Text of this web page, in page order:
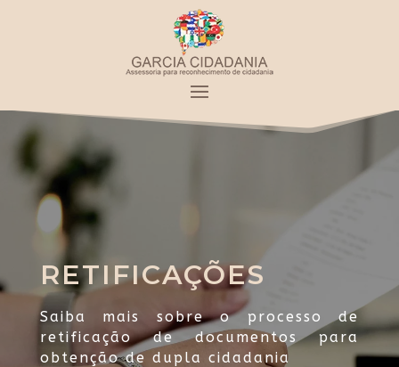
RETIFICAÇÕES
Saiba mais sobre o processo de
retificação de documentos para
obtenção de dupla cidadania